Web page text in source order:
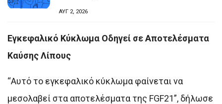
ΑΥΓ 2, 2026
Εγκεφαλικό Κύκλωμα Οδηγεί σε Αποτελέσματα
Καύσης Λίπους
“Αυτό το εγκεφαλικό κύκλωμα φαίνεται να
μεσολαβεί στα αποτελέσματα της FGF21”, δήλωσε